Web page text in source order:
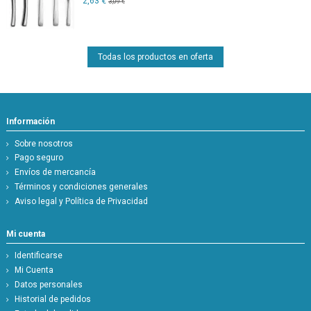
Todas los productos en oferta
Información
Sobre nosotros
Pago seguro
Envíos de mercancía
Términos y condiciones generales
Aviso legal y Política de Privacidad
Mi cuenta
Identificarse
Mi Cuenta
Datos personales
Historial de pedidos